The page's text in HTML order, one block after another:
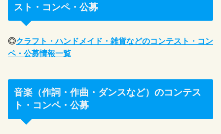
スト・コンペ・公募
◎クラフト・ハンドメイド・雑貨などのコンテスト・コン
ペ・公募情報一覧
音楽（作詞・作曲・ダンスなど）のコンテス
ト・コンペ・公募